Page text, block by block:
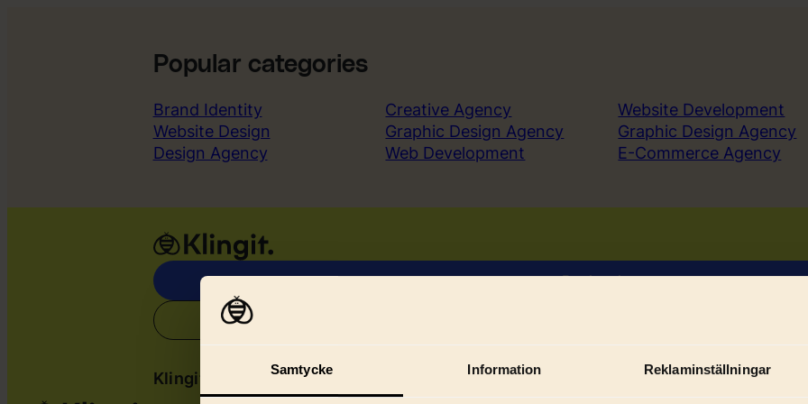
Samtycke Information Reklaminställningar
Popular categories
Brand Identity
Website Design
Design Agency
Creative Agency
Graphic Design Agency
Web Development
Website Development
Graphic Design Agency
E-Commerce Agency
Book a demo
Klingit